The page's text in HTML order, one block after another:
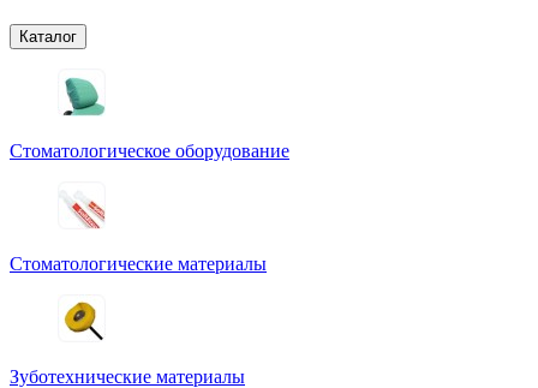
Каталог
Стоматологическое оборудование
Стоматологические материалы
Зуботехнические материалы